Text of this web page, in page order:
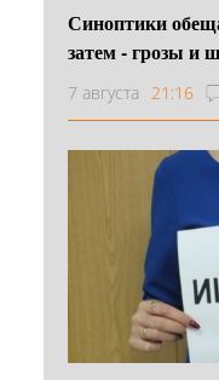
Синоптики
затем - грозы и
7 августа 21:16